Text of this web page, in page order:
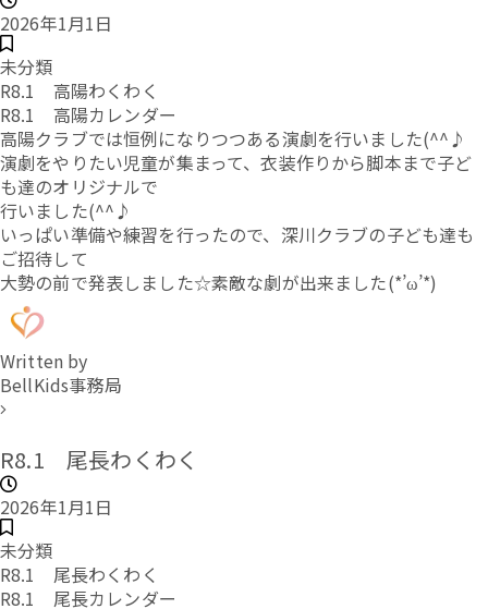
2026年1月1日
未分類
R8.1 高陽わくわく
R8.1 高陽カレンダー
高陽クラブでは恒例になりつつある演劇を行いました(^^♪
演劇をやりたい児童が集まって、衣装作りから脚本まで子ど
も達のオリジナルで
行いました(^^♪
いっぱい準備や練習を行ったので、深川クラブの子ども達も
ご招待して
大勢の前で発表しました☆素敵な劇が出来ました(*’ω’*)
Written by
BellKids事務局
R8.1 尾長わくわく
2026年1月1日
未分類
R8.1 尾長わくわく
R8.1 尾長カレンダー